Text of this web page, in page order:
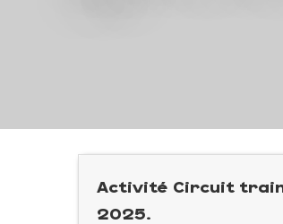
Activité Circuit
2025.